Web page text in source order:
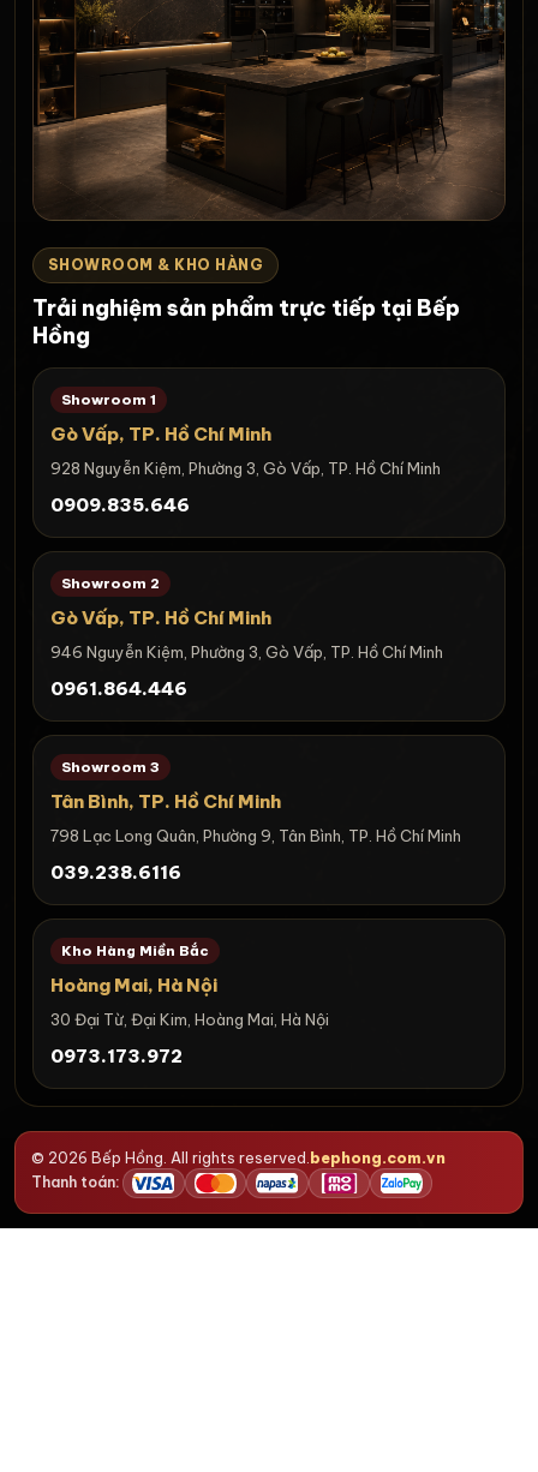
SHOWROOM & KHO HÀNG
Trải nghiệm sản phẩm trực tiếp tại Bếp
Hồng
Showroom 1
Gò Vấp, TP. Hồ Chí Minh
928 Nguyễn Kiệm, Phường 3, Gò Vấp, TP. Hồ Chí Minh
0909.835.646
Showroom 2
Gò Vấp, TP. Hồ Chí Minh
946 Nguyễn Kiệm, Phường 3, Gò Vấp, TP. Hồ Chí Minh
0961.864.446
Showroom 3
Tân Bình, TP. Hồ Chí Minh
798 Lạc Long Quân, Phường 9, Tân Bình, TP. Hồ Chí Minh
039.238.6116
Kho Hàng Miền Bắc
Hoàng Mai, Hà Nội
30 Đại Từ, Đại Kim, Hoàng Mai, Hà Nội
0973.173.972
© 2026 Bếp Hồng. All rights reserved. bephong.com.vn
Thanh toán: